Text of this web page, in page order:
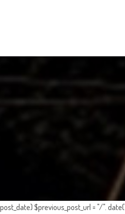
post_date) $previous_post_url = "/".